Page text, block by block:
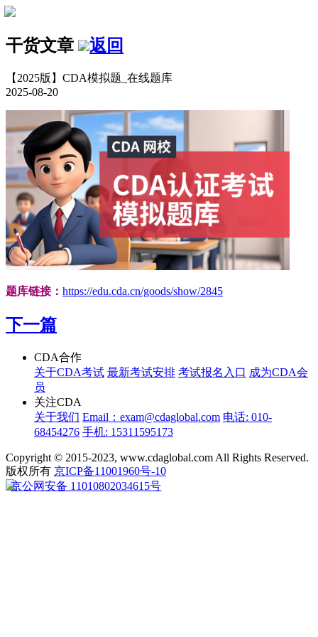
干货文章 返回
【2025版】CDA模拟题_在线题库
2025-08-20
题库链接： https://edu.cda.cn/goods/show/2845
下一篇
CDA合作
关于CDA考试 最新考试安排 考试报名入口 成为CDA会
员
关注CDA
关于我们 Email：exam@cdaglobal.com 电话: 010-
68454276 手机: 15311595173
Copyright © 2015-2023, www.cdaglobal.com All Rights Reserved.
版权所有 京ICP备11001960号-10
京公网安备 11010802034615号